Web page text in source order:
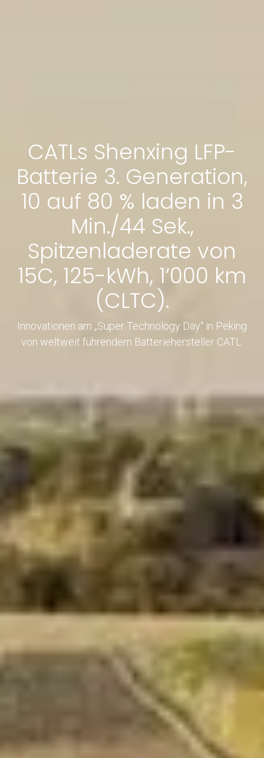
CATLs Shenxing LFP-
Batterie 3. Generation,
10 auf 80 % laden in 3
Min./44 Sek.,
Spitzenladerate von
15C, 125-kWh, 1’000 km
(CLTC).
Innovationen am „Super Technology Day“ in Peking
von weltweit führendem Batteriehersteller CATL.